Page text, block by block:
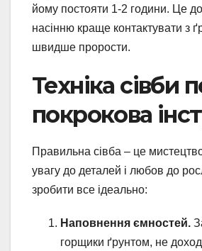
йому постояти 1-2 години. Це
насінню краще контактувати з
швидше прорости.
Техніка сівби
покрокова
Правильна сівба – це
увагу до деталей і любов до
зробити все ідеально:
Наповнення ємностей.
горщики ґрунтом, не